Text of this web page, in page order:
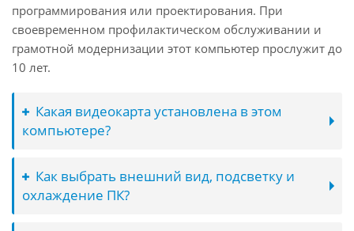
программирования или проектирования. При
своевременном профилактическом обслуживании и
грамотной модернизации этот компьютер прослужит до
10 лет.
Какая видеокарта установлена в этом
компьютере?
Как выбрать внешний вид, подсветку и
охлаждение ПК?